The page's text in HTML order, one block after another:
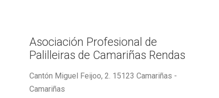
Asociación Profesional de
Palilleiras de Camariñas Rendas
Cantón Miguel Feijoo, 2. 15123 Camariñas -
Camariñas